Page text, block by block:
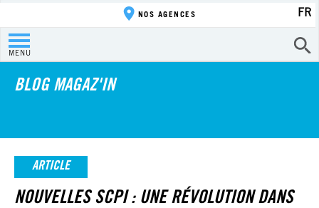
MENU
NOS AGENCES FR
BLOG MAGAZ'IN
ARTICLE
NOUVELLES SCPI : UNE RÉVOLUTION DANS